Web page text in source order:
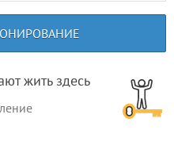
жить здесь